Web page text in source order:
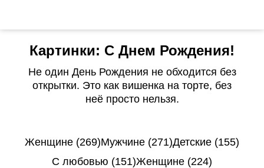
Картинки: С Днем Рождения!
Не один День Рождения не обходится без
открытки. Это как вишенка на торте, без
неё просто нельзя.
Женщине (269)Мужчине (271)Детские (155)
С любовью (151)Женщине (224)